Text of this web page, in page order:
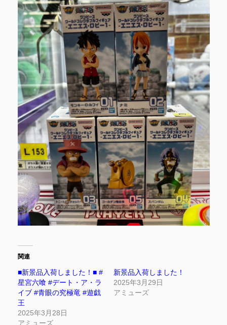
関連
■新景品入荷しました！■ #
星宮六喰 #デート・ア・ラ
イブ #青眼の究極竜 #遊戯
王
2025年3月28日
アミューズ
新景品入荷しました！
2025年3月29日
アミューズ